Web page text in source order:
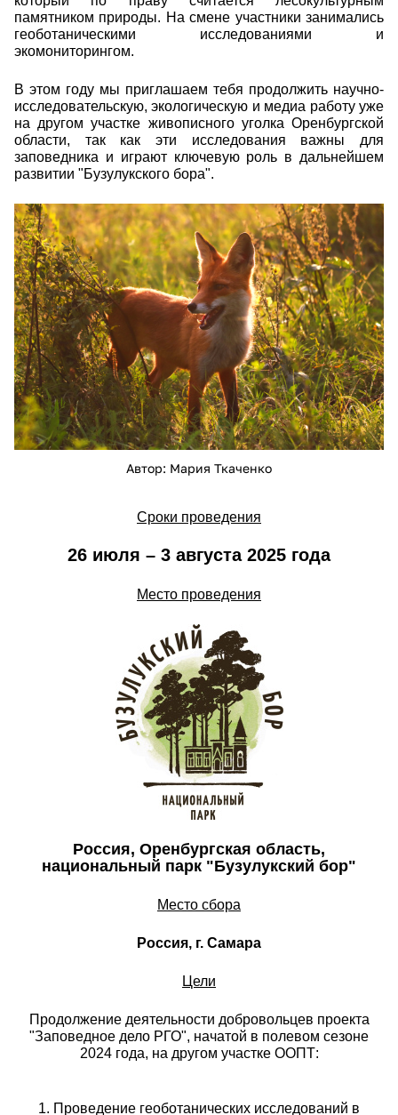
памятником природы. На смене участники занимались
геоботаническими исследованиями и
экомониторингом.
В этом году мы приглашаем тебя продолжить научно-
исследовательскую, экологическую и медиа работу уже
на другом участке живописного уголка Оренбургской
области, так как эти исследования важны для
заповедника и играют ключевую роль в дальнейшем
развитии "Бузулукского бора".
img_2538.jpg
Автор: Мария Ткаченко
Сроки проведения
26 июля – 3 августа 2025 года
Место проведения
photo_2023-02-01-11.11.41.jpeg
Россия, Оренбургская область,
национальный парк "Бузулукский бор"
Место сбора
Россия, г. Самара
Цели
Продолжение деятельности добровольцев проекта
"Заповедное дело РГО", начатой в полевом сезоне
2024 года, на другом участке ООПТ:
1. Проведение геоботанических исследований в